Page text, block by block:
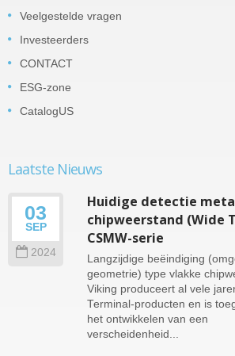
Veelgestelde vragen
Investeerders
CONTACT
ESG-zone
CatalogUS
Laatste Nieuws
03
SEP
2024
Huidige detectie
chipweerstand (Wide
CSMW-serie
Langzijdige beëindiging
geometrie) type vlakke
Viking produceert al vele
Terminal-producten en is
het ontwikkelen van een
verscheidenheid...